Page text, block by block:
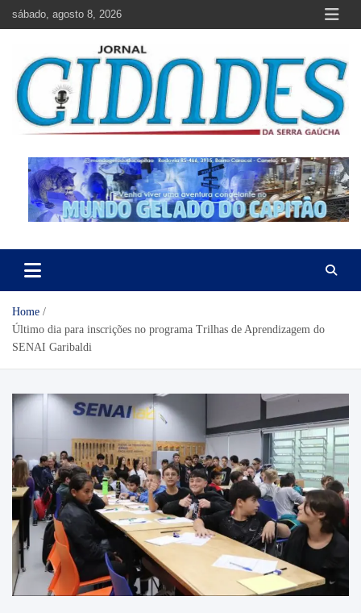
sábado, agosto 8, 2026
Jornal Cidades da Serra Gaúcha
Home
Último dia para inscrições no programa Trilhas de Aprendizagem do
SENAI Garibaldi